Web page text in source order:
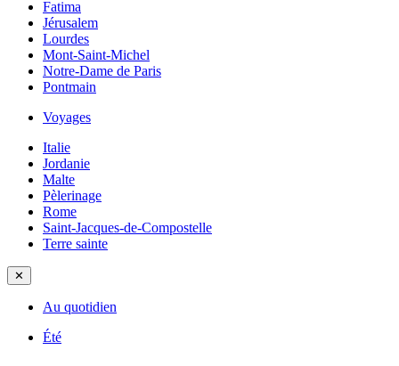
Fatima
Jérusalem
Lourdes
Mont-Saint-Michel
Notre-Dame de Paris
Pontmain
Voyages
Italie
Jordanie
Malte
Pèlerinage
Rome
Saint-Jacques-de-Compostelle
Terre sainte
✕
Au quotidien
Été